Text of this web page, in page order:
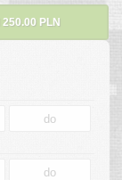
250.00 PLN